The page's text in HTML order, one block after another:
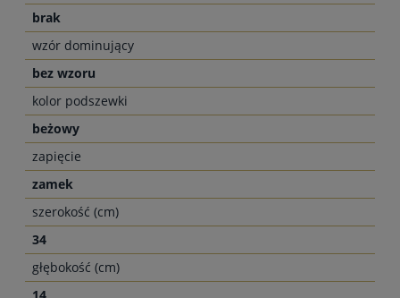
brak
wzór dominujący
bez wzoru
kolor podszewki
beżowy
zapięcie
zamek
szerokość (cm)
34
głębokość (cm)